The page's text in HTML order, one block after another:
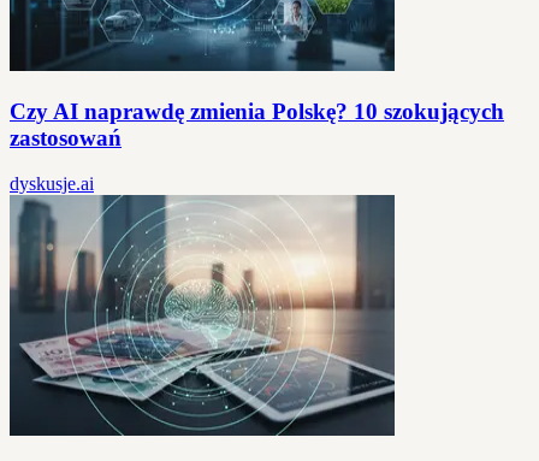
Czy AI naprawdę zmienia Polskę? 10 szokujących
zastosowań
dyskusje.ai